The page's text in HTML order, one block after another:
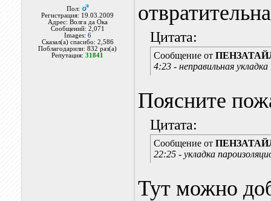
Пол:
Регистрация: 19.03.2009
Адрес: Волга да Ока
Сообщений: 2,071
Images: 6
Сказал(а) спасибо: 2,586
Поблагодарили: 832 раз(а)
Репутация:31841
Цитата:
Сообщение от
4:23 - неправильная укладка
Поясните
Цитата:
Сообщение от
22:25 - укладка
Тут можно